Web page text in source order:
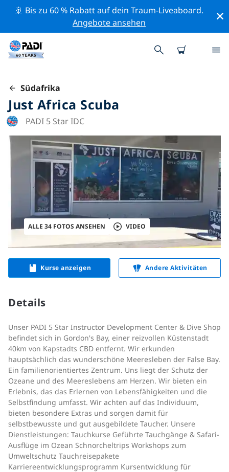
🚢 Bis zu 60 % Rabatt auf dein Traum-Liveaboard.
Angebote ansehen
Südafrika
Just Africa Scuba
PADI 5 Star IDC
ALLE 34 FOTOS ANSEHEN VIDEO
Kurse anzeigen Andere Aktivitäten
Details
Unser PADI 5 Star Instructor Development Center & Dive Shop
befindet sich in Gordon's Bay, einer reizvollen Küstenstadt
40km von Kapstadts CBD entfernt. Wir erkunden
hauptsächlich das wunderschöne Meeresleben der False Bay.
Ein familienorientiertes Zentrum. Uns liegt der Schutz der
Ozeane und des Meereslebens am Herzen. Wir bieten ein
Erlebnis, das das Erlernen von Lebensfähigkeiten und die
Selbstfindung umfasst. Wir achten auf das Individuum,
bieten besondere Extras und sorgen damit für
selbstbewusste und gut ausgebildete Taucher. Unsere
Dienstleistungen: Tauchkurse Geführte Tauchgänge & Safari-
Ausflüge im Ozean Schnorcheltrips Workshops zum
Umweltschutz Tauchreisepakete
Karriereentwicklungsprogramm Kursentwicklung für